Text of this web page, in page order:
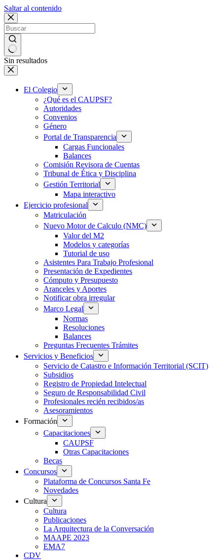
Saltar al contenido
Sin resultados
El Colegio
¿Qué es el CAUPSF?
Autoridades
Convenios
Género
Portal de Transparencia
Cargas Funcionales
Balances
Comisión Revisora de Cuentas
Tribunal de Ética y Disciplina
Gestión Territorial
Mapa interactivo
Ejercicio profesional
Matriculación
Nuevo Motor de Calculo (NMC)
Valor del M2
Modelos y categorías
Tutorial de uso
Asistentes Para Trabajo Profesional
Presentación de Expedientes
Cómputo y Presupuesto
Aranceles y Aportes
Notificar obra irregular
Marco Legal
Normas
Resoluciones
Balances
Preguntas Frecuentes Trámites
Servicios y Beneficios
Servicio de Catastro e Información Territorial (SCIT)
Subsidios
Registro de Propiedad Intelectual
Seguro de Responsabilidad Civil
Profesionales recién recibidos/as
Asesoramientos
Formación
Capacitaciones
CAUPSF
Otras Capacitaciones
Becas
Concursos
Plataforma de Concursos Santa Fe
Novedades
Cultura
Cultura
Publicaciones
La Arquitectura de la Conversación
MAAPE 2023
EMA7
CDV